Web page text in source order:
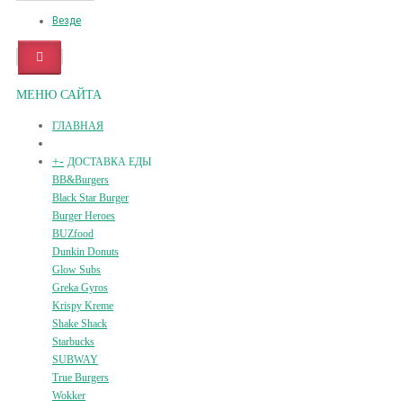
Везде
МЕНЮ САЙТА
ГЛАВНАЯ
+- ДОСТАВКА ЕДЫ
BB&Burgers
Black Star Burger
Burger Heroes
BUZfood
Dunkin Donuts
Glow Subs
Greka Gyros
Krispy Kreme
Shake Shack
Starbucks
SUBWAY
True Burgers
Wokker